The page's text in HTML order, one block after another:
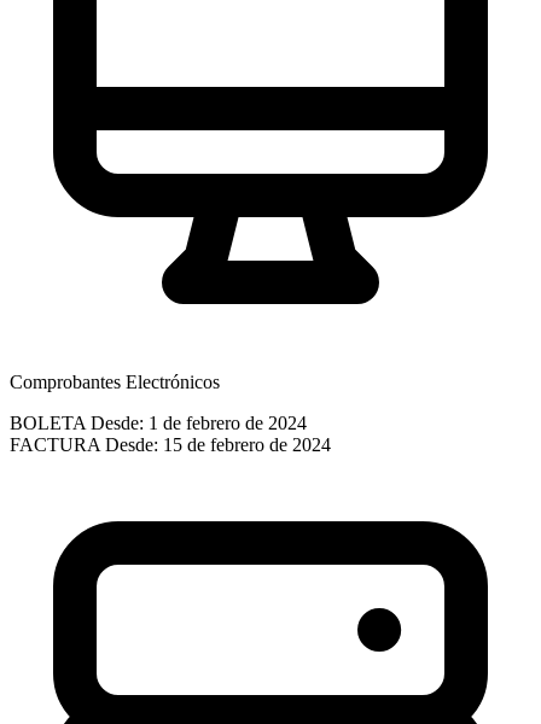
Comprobantes Electrónicos
BOLETA Desde: 1 de febrero de 2024
FACTURA Desde: 15 de febrero de 2024